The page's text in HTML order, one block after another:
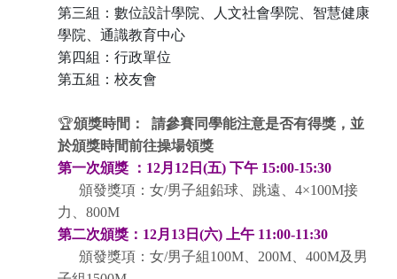
第三組：數位設計學院、人文社會學院、智慧健康
學院、通識教育中心
第四組：行政單位
第五組：校友會
🏆頒獎時間：
請參賽同學能注意是否有得獎，並
於頒獎時間前往操場領獎
第一次頒獎 ：12月12日(五) 下午 15:00-15:30
頒發獎項：女/男子組鉛球、跳遠、4×100M接
力、800M
第二次頒獎：12月13日(六) 上午 11:00-11:30
頒發獎項：女/男子組100M、200M、400M及男